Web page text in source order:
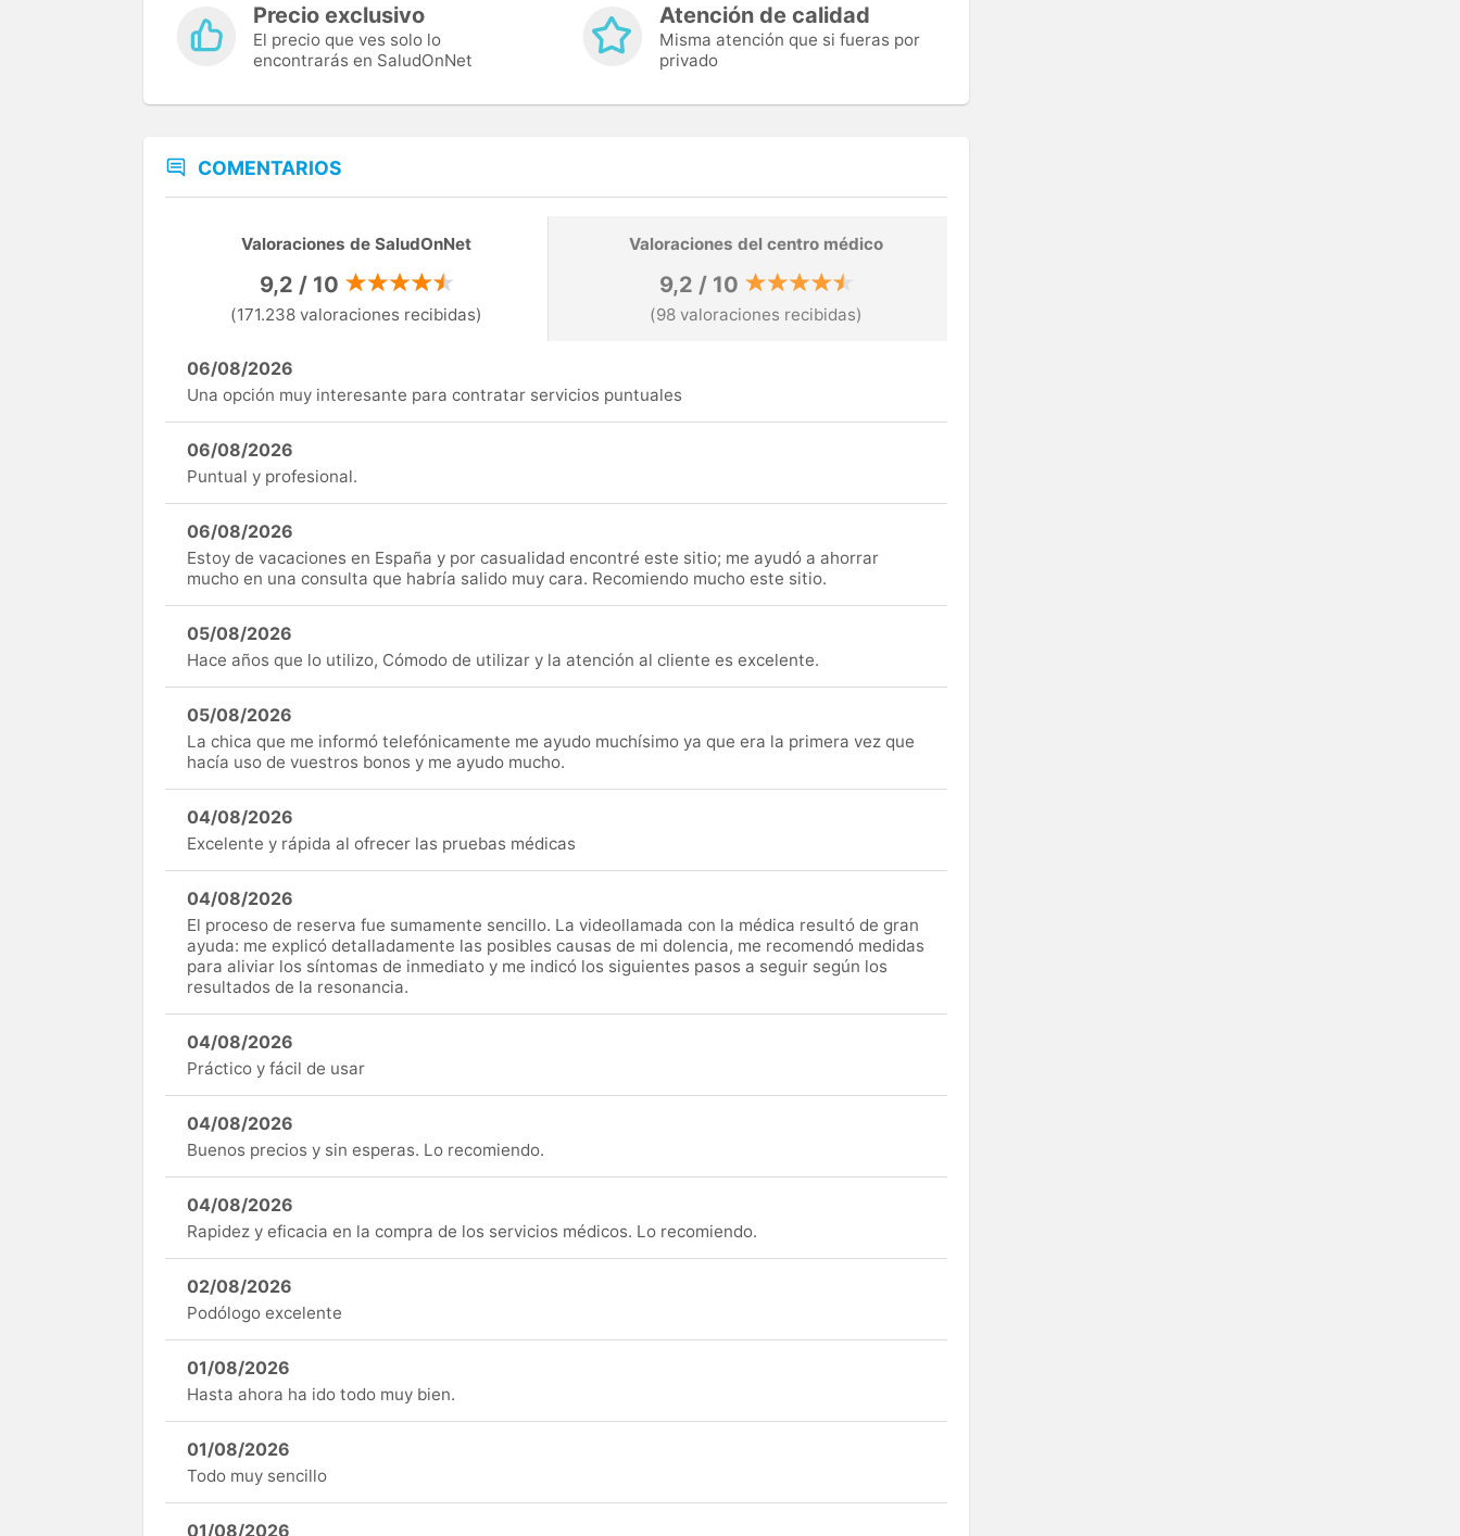
Precio exclusivo
El precio que ves solo lo
encontrarás en SaludOnNet
Atención de calidad
Misma atención que si fueras por
privado
COMENTARIOS
Valoraciones de SaludOnNet
9,2 / 10
(171.238 valoraciones recibidas)
Valoraciones del centro médico
9,2 / 10
(98 valoraciones recibidas)
06/08/2026
Una opción muy interesante para contratar servicios puntuales
06/08/2026
Puntual y profesional.
06/08/2026
Estoy de vacaciones en España y por casualidad encontré este sitio; me ayudó a ahorrar
mucho en una consulta que habría salido muy cara. Recomiendo mucho este sitio.
05/08/2026
Hace años que lo utilizo, Cómodo de utilizar y la atención al cliente es excelente.
05/08/2026
La chica que me informó telefónicamente me ayudo muchísimo ya que era la primera vez que
hacía uso de vuestros bonos y me ayudo mucho.
04/08/2026
Excelente y rápida al ofrecer las pruebas médicas
04/08/2026
El proceso de reserva fue sumamente sencillo. La videollamada con la médica resultó de gran
ayuda: me explicó detalladamente las posibles causas de mi dolencia, me recomendó medidas
para aliviar los síntomas de inmediato y me indicó los siguientes pasos a seguir según los
resultados de la resonancia.
04/08/2026
Práctico y fácil de usar
04/08/2026
Buenos precios y sin esperas. Lo recomiendo.
04/08/2026
Rapidez y eficacia en la compra de los servicios médicos. Lo recomiendo.
02/08/2026
Podólogo excelente
01/08/2026
Hasta ahora ha ido todo muy bien.
01/08/2026
Todo muy sencillo
01/08/2026